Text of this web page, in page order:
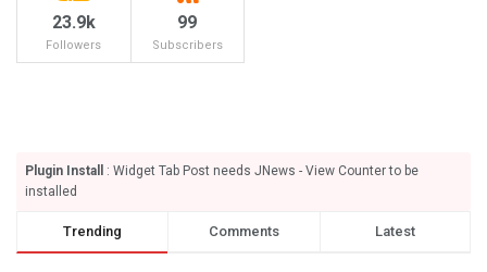
23.9k
Followers
99
Subscribers
Plugin Install
: Widget Tab Post needs JNews - View Counter to be
installed
Trending Comments Latest